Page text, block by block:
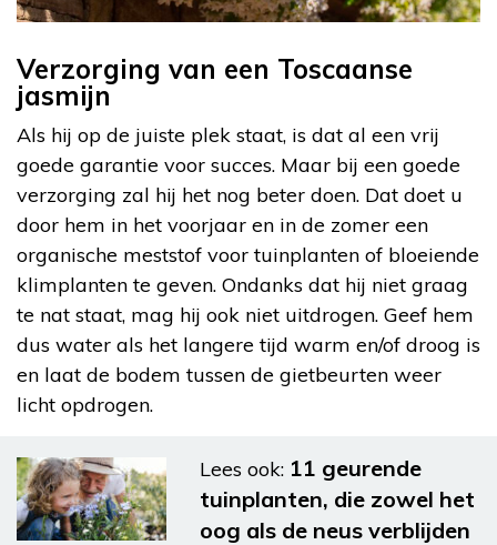
Verzorging van een Toscaanse
jasmijn
Als hij op de juiste plek staat, is dat al een vrij
goede garantie voor succes. Maar bij een goede
verzorging zal hij het nog beter doen. Dat doet u
door hem in het voorjaar en in de zomer een
organische meststof voor tuinplanten of bloeiende
klimplanten te geven. Ondanks dat hij niet graag
te nat staat, mag hij ook niet uitdrogen. Geef hem
dus water als het langere tijd warm en/of droog is
en laat de bodem tussen de gietbeurten weer
licht opdrogen.
Lees ook: 11 geurende
tuinplanten, die zowel het
oog als de neus verblijden